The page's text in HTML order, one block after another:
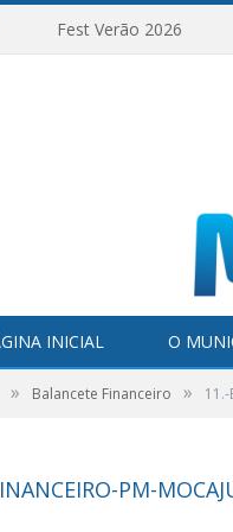
Fest Verão 2026
INICIAL O
» Balancete Financeiro »
PM-